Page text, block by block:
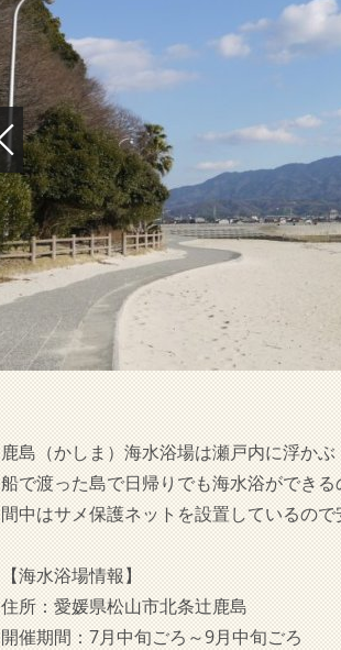
鹿島（かしま）海水浴場は瀬戸内に浮か
船で渡った島で日帰りでも海水浴ができ
間中はサメ保護ネットを設置しているの
【海水浴場情報】
住所：愛媛県松山市北条辻鹿島
開催期間：7月中旬ごろ～9月中旬ごろ